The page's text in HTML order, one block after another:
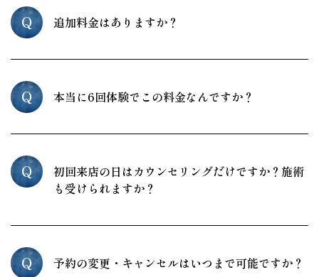
Q 追加料金はありますか？
Q 本当に6回体験でこの料金なんですか？
Q
初回来店の日はカウンセリングだけですか？施術
も受けられますか？
Q 予約の変更・キャンセルはいつまで可能ですか？